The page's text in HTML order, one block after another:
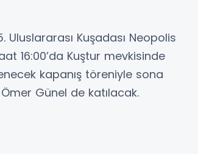
Uluslararası Kuşadası Neopolis
16:00’da Kuştur mevkisinde
kapanış töreniyle sona
Günel de katılacak.